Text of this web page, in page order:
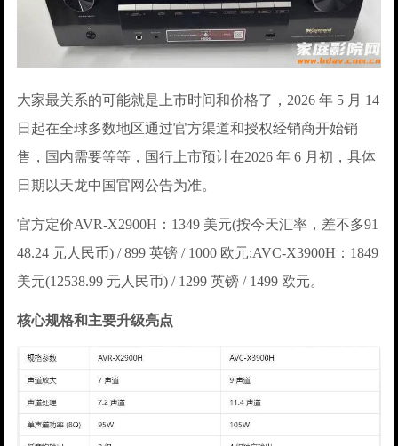
大家最关系的可能就是上市时间和价格了，2026 年 5 月 14
日起在全球多数地区通过官方渠道和授权经销商开始销
售，国内需要等等，国行上市预计在2026 年 6 月初，具体
日期以天龙中国官网公告为准。
官方定价AVR-X2900H：1349 美元(按今天汇率，差不多91
48.24 元人民币) / 899 英镑 / 1000 欧元;AVC-X3900H：1849
美元(12538.99 元人民币) / 1299 英镑 / 1499 欧元。
核心规格和主要升级亮点